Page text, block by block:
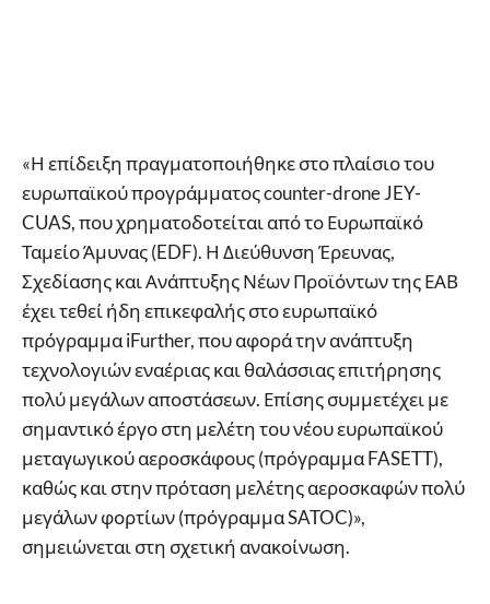
«Η επίδειξη πραγματοποιήθηκε στο πλαίσιο του
ευρωπαϊκού προγράμματος counter-drone JEY-
CUAS, που χρηματοδοτείται από το Ευρωπαϊκό
Ταμείο Άμυνας (EDF). Η Διεύθυνση Έρευνας,
Σχεδίασης και Ανάπτυξης Νέων Προϊόντων της ΕΑΒ
έχει τεθεί ήδη επικεφαλής στο ευρωπαϊκό
πρόγραμμα iFurther, που αφορά την ανάπτυξη
τεχνολογιών εναέριας και θαλάσσιας επιτήρησης
πολύ μεγάλων αποστάσεων. Επίσης συμμετέχει με
σημαντικό έργο στη μελέτη του νέου ευρωπαϊκού
μεταγωγικού αεροσκάφους (πρόγραμμα FASETT),
καθώς και στην πρόταση μελέτης αεροσκαφών πολύ
μεγάλων φορτίων (πρόγραμμα SATOC)»,
σημειώνεται στη σχετική ανακοίνωση.